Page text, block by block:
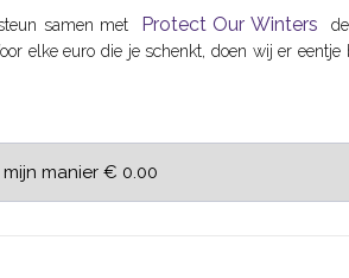
samen met Protect Our Winters
elke euro die je schenkt, doen wij er